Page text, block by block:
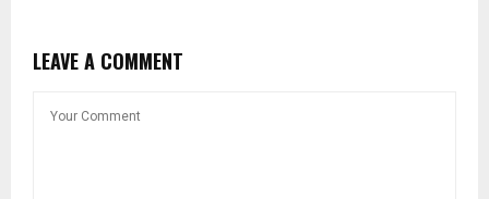
LEAVE A COMMENT